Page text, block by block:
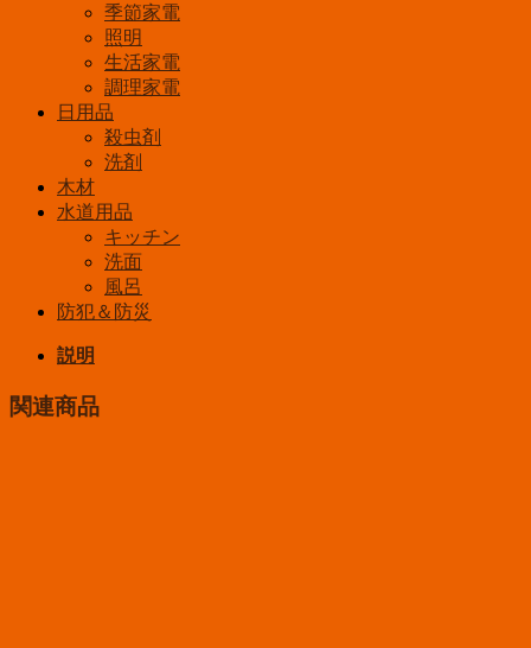
季節家電
照明
生活家電
調理家電
日用品
殺虫剤
洗剤
木材
水道用品
キッチン
洗面
風呂
防犯＆防災
説明
関連商品